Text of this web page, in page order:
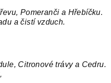
Pomeranči a Hřebíčku.
a čistí vzduch.
Citronové trávy a Cedru.